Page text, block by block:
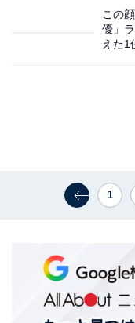
この
優」
えた1
1